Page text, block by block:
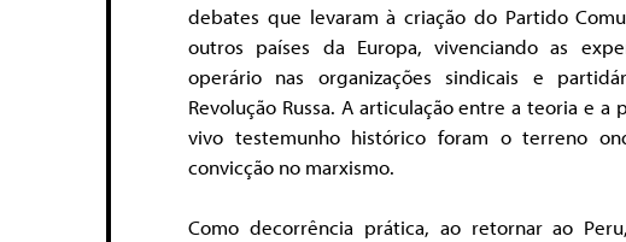
debates que levaram à criação do Partido
outros países da Europa, vivenciando as
operário nas organizações sindicais e
Revolução Russa. A articulação entre a teoria e a
vivo testemunho histórico foram o terreno
convicção no marxismo.
Como decorrência prática, ao retornar ao